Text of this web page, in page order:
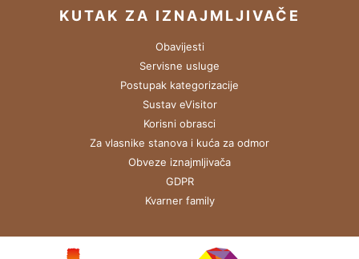
KUTAK ZA IZNAJMLJIVAČE
Obavijesti
Servisne usluge
Postupak kategorizacije
Sustav eVisitor
Korisni obrasci
Za vlasnike stanova i kuća za odmor
Obveze iznajmljivača
GDPR
Kvarner family